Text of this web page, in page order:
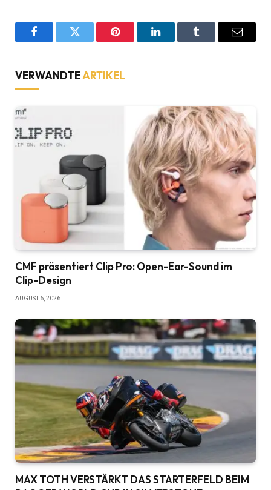
FacebookTwitter Pinterest LinkedInTumblr Email
VERWANDTEARTIKEL
CMF präsentiert Clip Pro: Open-Ear-Sound im
Clip-Design
AUGUST 6, 2026
MAX TOTH VERSTÄRKT DAS STARTERFELD BEIM